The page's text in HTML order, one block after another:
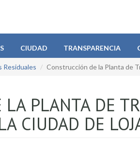
CIUDAD TRANSPARENCIA
Residuales Construcción de la Planta de
LA PLANTA DE
CIUDAD DE